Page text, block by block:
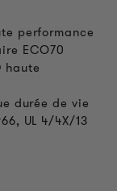
performance
ECO70
haute
durée de vie
UL 4/4X/13